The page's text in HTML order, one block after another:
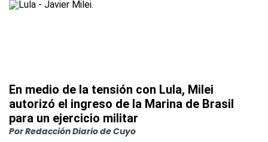
En medio de la tensión con Lula, Milei
autorizó el ingreso de la Marina de Brasil
para un ejercicio militar
PorRedacción Diario de Cuyo